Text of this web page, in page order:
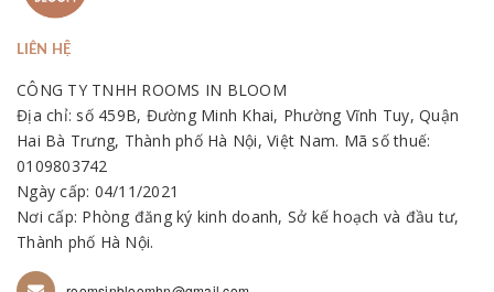
LIÊN HỆ
CÔNG TY TNHH ROOMS IN BLOOM
Địa chỉ: số 459B, Đường Minh Khai, Phường Vĩnh Tuy, Quận
Hai Bà Trưng, Thành phố Hà Nội, Việt Nam. Mã số thuế:
0109803742
Ngày cấp: 04/11/2021
Nơi cấp: Phòng đăng ký kinh doanh, Sở kế hoạch và đầu tư,
Thành phố Hà Nội.